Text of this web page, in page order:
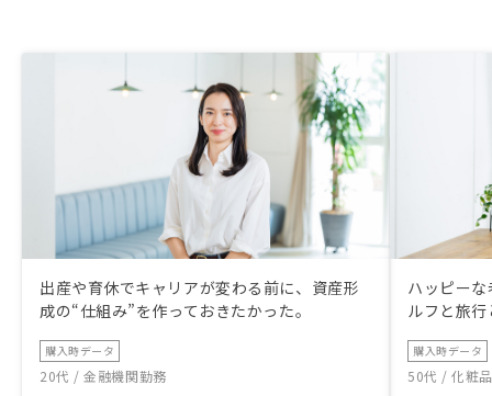
出産や育休でキャリアが変わる前に、資産形
成の“仕組み”を作っておきたかった。
購入時データ
20代 / 金融機関勤務
ハッピー
ルフと旅
購入時データ
50代 / 化粧